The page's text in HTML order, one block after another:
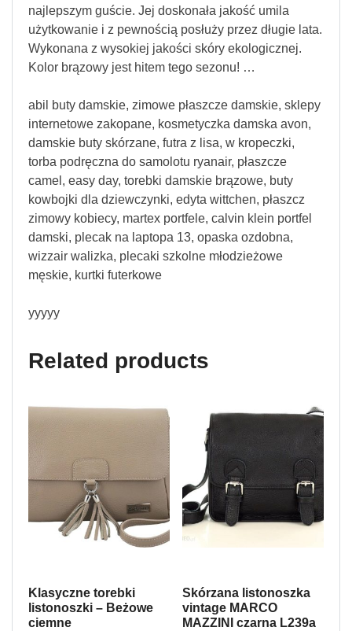
najlepszym guście. Jej doskonała jakość umila
użytkowanie i z pewnością posłuży przez długie lata.
Wykonana z wysokiej jakości skóry ekologicznej.
Kolor brązowy jest hitem tego sezonu! …
abil buty damskie, zimowe płaszcze damskie, sklepy
internetowe zakopane, kosmetyczka damska avon,
damskie buty skórzane, futra z lisa, w kropeczki,
torba podręczna do samolotu ryanair, płaszcze
camel, easy day, torebki damskie brązowe, buty
kowbojki dla dziewczynki, edyta wittchen, płaszcz
zimowy kobiecy, martex portfele, calvin klein portfel
damski, plecak na laptopa 13, opaska ozdobna,
wizzair walizka, plecaki szkolne młodzieżowe
męskie, kurtki futerkowe
yyyyy
Related products
Klasyczne torebki
listonoszki – Beżowe
ciemne
Skórzana listonoszka
vintage MARCO
MAZZINI czarna L239a